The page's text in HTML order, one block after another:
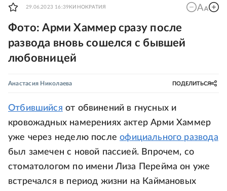
29.06.2023 16:39 КИНОКРАТИЯ
Фото: Арми Хаммер сразу после
развода вновь сошелся с бывшей
любовницей
Анастасия Николаева ПОДЕЛИТЬСЯ
Отбившийся от обвинений в гнусных и
кровожадных намерениях актер Арми Хаммер
уже через неделю послеофициального развода
был замечен с новой пассией. Впрочем, со
стоматологом по имени Лиза Перейма он уже
встречался в период жизни на Каймановых